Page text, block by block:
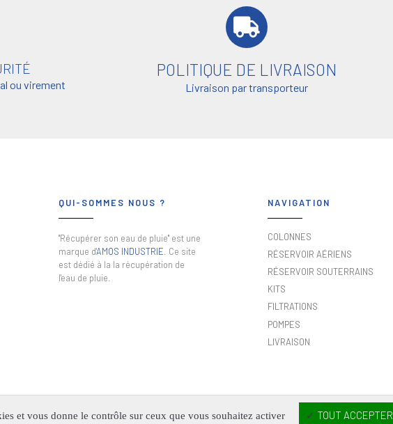
ou virement
POLITIQUE DE LIVRAISON
Livraison par transporteur
QUI-SOMMES NOUS ?
"Récupérer son eau de pluie" est une
marque d'AMOS INDUSTRIE . Ce site
est dédié à la la récupération de
l'eau de pluie.
NAVIGATION
COLONNES
RÉSERVOIR AÉRIENS
RÉSERVOIR SOUTERRAINS
KITS
FILTRATIONS
POMPES
LIVRAISON
RÉSERVÉS
et vous donne le contrôle sur ceux que vous souhaitez activer TOUT ACCEPTER